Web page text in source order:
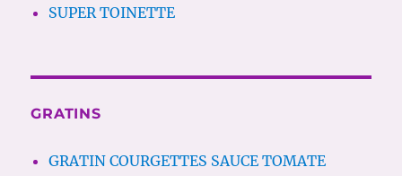
SUPER TOINETTE
GRATINS
GRATIN COURGETTES SAUCE TOMATE